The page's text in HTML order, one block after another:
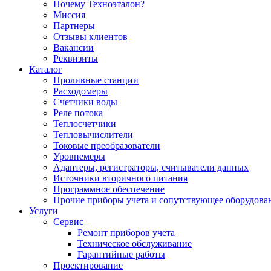
Почему Техноэталон?
Миссия
Партнеры
Отзывы клиентов
Вакансии
Реквизиты
Каталог
Проливные станции
Расходомеры
Счетчики воды
Реле потока
Теплосчетчики
Тепловычислители
Токовые преобразователи
Уровнемеры
Адаптеры, регистраторы, считыватели данных
Источники вторичного питания
Программное обеспечение
Прочие приборы учета и сопутствующее
Услуги
Сервис
Ремонт приборов учета
Техническое обслуживание
Гарантийные работы
Проектирование